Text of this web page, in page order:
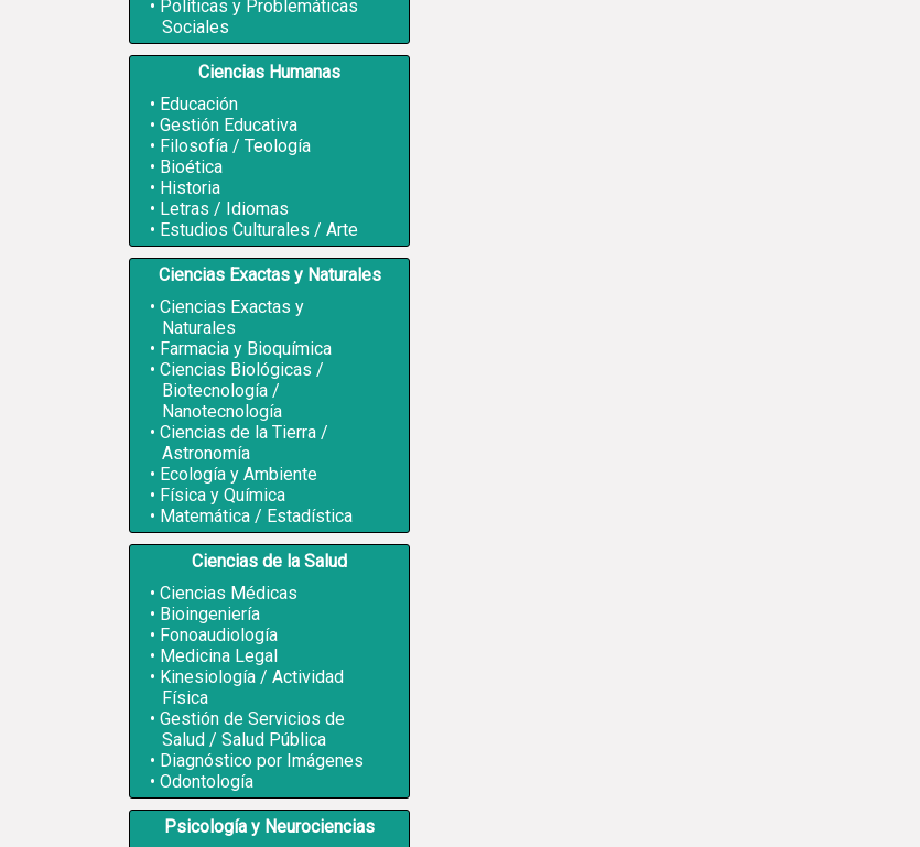
Políticas y Problemáticas
Sociales
Ciencias Humanas
Educación
Gestión Educativa
Filosofía / Teología
Bioética
Historia
Letras / Idiomas
Estudios Culturales / Arte
Ciencias Exactas y Naturales
Ciencias Exactas y
Naturales
Farmacia y Bioquímica
Ciencias Biológicas /
Biotecnología /
Nanotecnología
Ciencias de la Tierra /
Astronomía
Ecología y Ambiente
Física y Química
Matemática / Estadística
Ciencias de la Salud
Ciencias Médicas
Bioingeniería
Fonoaudiología
Medicina Legal
Kinesiología / Actividad
Física
Gestión de Servicios de
Salud / Salud Pública
Diagnóstico por Imágenes
Odontología
Psicología y Neurociencias